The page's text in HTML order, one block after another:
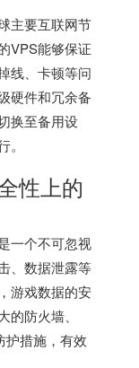
主要互联网节
VPS能够保证
线、卡顿等问
硬件和冗余备
换至备用设
性上的
一个不可忽视
、数据泄露等
游戏数据的安
的防火墙、
护措施，有效